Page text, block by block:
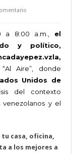
a 8:00 a.m., el
y político,
Aire”, donde
Unidos de
del contexto
y el
casa, oficina,
a los mejores a